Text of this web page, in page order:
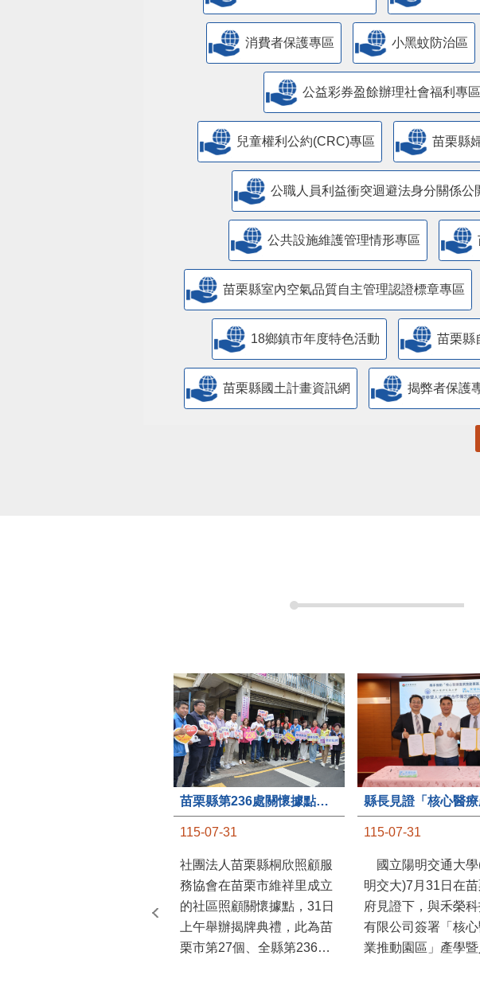
消費者保護專區 小黑蚊防治區
公益彩券盈餘辦理社會福利專區
兒童權利公約(CRC)專區 苗栗縣
公職人員利益衝突迴避法身分關係公
​公共設施維護管理情形專區
苗栗縣室內空氣品質自主管理認證標章專區
18鄉鎮市年度特色活動 苗栗縣
苗栗縣國土計畫資訊網 揭弊者保護
苗栗縣第236處關懷據點在苗栗市維祥里揭牌
115-07-31
社團法人苗栗縣桐欣照顧服
務協會在苗栗市維祥里成立
的社區照顧關懷據點，31日
上午舉辦揭牌典禮，此為苗
栗市第27個、全縣第236處
115-07-31
國立陽明交通大學
明交大)7月31日在
府見證下，與禾榮
有限公司簽署「核
業推動園區」產學暨